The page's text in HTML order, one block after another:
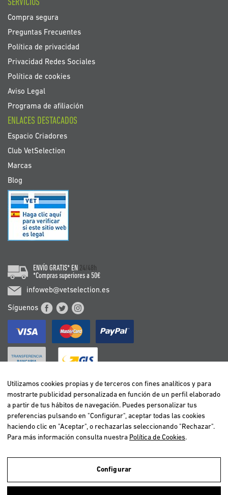
Utilizamos cookies propias y de terceros para realizar el análisis de la
SERVICIOS
Compra segura
Preguntas Frecuentes
Política de privacidad
Privacidad Redes Sociales
Política de cookies
Aviso Legal
Programa de afiliación
ENLACES DESTACADOS
Espacio Criadores
Club VetSelection
Marcas
Blog
ENVÍO GRATIS* EN 24/48h
*Compras superiores a 50€
infoweb@vetselection.es
Síguenos
BELGIË / BELGIQUE
DEUTSCHLAND
ESPAÑA
FRANCE
ITALIA
NEDERLAND
ÖSTERREICH
Utilizamos cookies propias y de terceros con fines analíticos y para
mostrarte publicidad personalizada en función de un perfil elaborado
a partir de tus hábitos de navegación. Puedes personalizar tus
preferencias pulsando en "Configurar", aceptar todas las cookies
haciendo clic en "Aceptar", o rechazarlas seleccionando "Rechazar".
Para más información consulta nuestra Política de Cookies.
Configurar